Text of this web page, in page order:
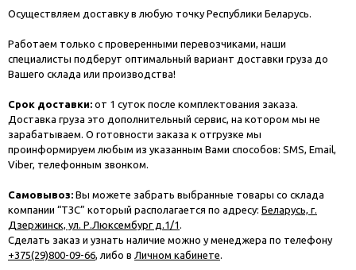
Осуществляем доставку в любую точку Республики Беларусь.
Работаем только с проверенными перевозчиками, наши
специалисты подберут оптимальный вариант доставки груза до
Вашего склада или производства!
Срок доставки: от 1 суток после комплектования заказа.
Доставка груза это дополнительный сервис, на котором мы не
зарабатываем. О готовности заказа к отгрузке мы
проинформируем любым из указанным Вами способов: SMS, Email,
Viber, телефонным звонком.
Самовывоз: Вы можете забрать выбранные товары со склада
компании “ТЗС” который располагается по адресу: Беларусь, г.
Дзержинск, ул. Р.Люксембург д.1/1 .
Сделать заказ и узнать наличие можно у менеджера по телефону
+375(29)800-09-66, либо в Личном кабинете.